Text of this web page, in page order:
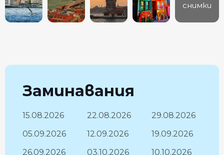
снимки
Заминавания
15.08.2026 22.08.2026
29.08.2026
05.09.2026
12.09.2026
19.09.2026
26.09.2026
03.10.2026
10.10.2026